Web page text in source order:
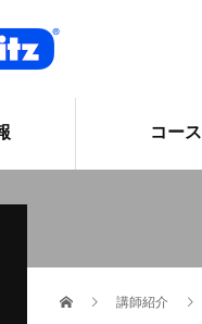
コース
講師紹介